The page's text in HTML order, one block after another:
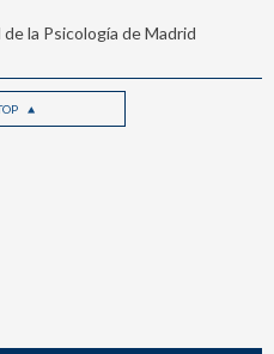
la Psicología de Madrid